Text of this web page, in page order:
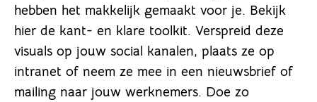
hebben het makkelijk gemaakt voor je. Bekijk
hier de kant- en klare toolkit. Verspreid deze
visuals op jouw social kanalen, plaats ze op
intranet of neem ze mee in een nieuwsbrief of
mailing naar jouw werknemers. Doe zo